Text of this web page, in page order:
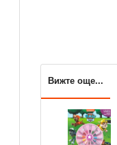
Вижте още...